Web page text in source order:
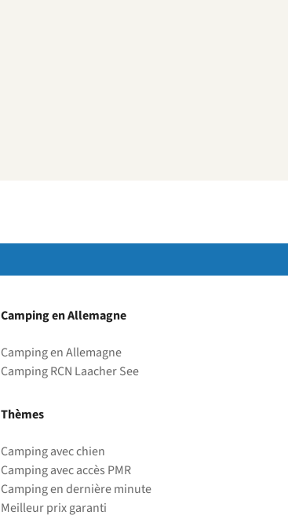
Camping en Allemagne
Camping en Allemagne
Camping RCN Laacher See
Thèmes
Camping avec chien
Camping avec accès PMR
Camping en dernière minute
Meilleur prix garanti